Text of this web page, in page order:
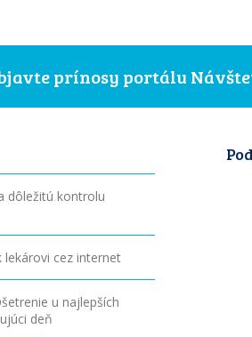
prínosy portálu
dôležitú kontrolu
lekárovi cez internet
u najlepších
deň